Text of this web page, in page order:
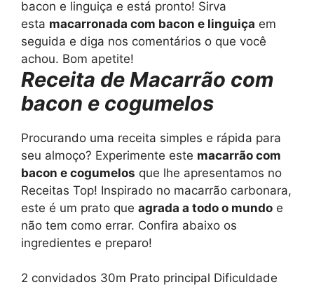
bacon e linguiça e está pronto! Sirva
esta macarronada com bacon e linguiça em
seguida e diga nos comentários o que você
achou. Bom apetite!
Receita de Macarrão com
bacon e cogumelos
Procurando uma receita simples e rápida para
seu almoço? Experimente este macarrão com
bacon e cogumelos que lhe apresentamos no
Receitas Top! Inspirado no macarrão carbonara,
este é um prato que agrada a todo o mundo e
não tem como errar. Confira abaixo os
ingredientes e preparo!
2 convidados 30m Prato principal Dificuldade